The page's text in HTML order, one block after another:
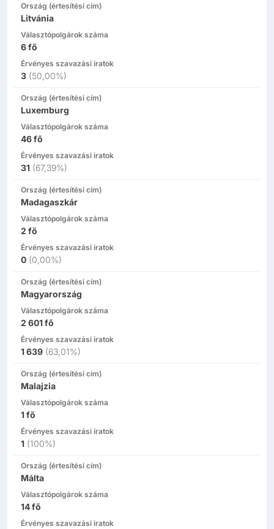
Ország (értesítési cím)
Litvánia
Választópolgárok száma
6fő
Érvényes szavazási iratok
3 (50,00%)
Ország (értesítési cím)
Luxemburg
Választópolgárok száma
46fő
Érvényes szavazási iratok
31 (67,39%)
Ország (értesítési cím)
Madagaszkár
Választópolgárok száma
2 fő
Érvényes szavazási iratok
0 (0,00%)
Ország (értesítési cím)
Magyarország
Választópolgárok száma
2 601fő
Érvényes szavazási iratok
1 639 (63,01%)
Ország (értesítési cím)
Malajzia
Választópolgárok száma
1fő
Érvényes szavazási iratok
1 (100%)
Ország (értesítési cím)
Málta
Választópolgárok száma
14fő
Érvényes szavazási iratok